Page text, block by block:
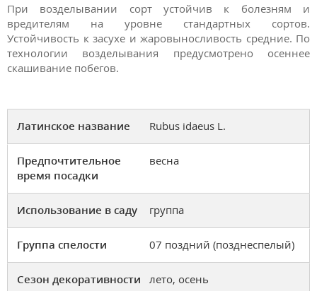
При возделывании сорт устойчив к болезням и
вредителям на уровне стандартных сортов.
Устойчивость к засухе и жаровыносливость средние. По
технологии возделывания предусмотрено осеннее
скашивание побегов.
Латинское название Rubus idaeus L.
Предпочтительное
время посадки
весна
Использование в саду группа
Группа спелости 07 поздний (позднеспелый)
Сезон декоративности лето, осень